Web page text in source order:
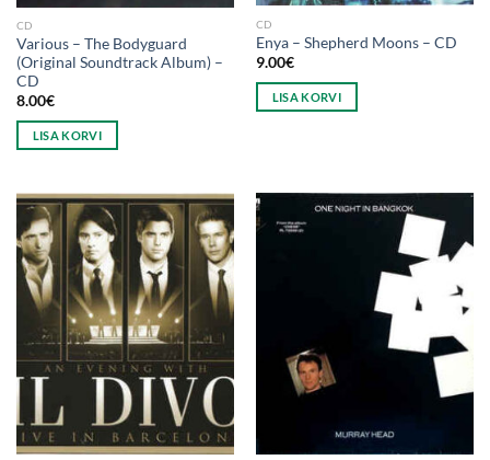
CD
Various ‎– The Bodyguard
(Original Soundtrack Album) –
CD
8.00€
LISA KORVI
CD
Enya ‎– Shepherd Moons – CD
9.00€
LISA KORVI